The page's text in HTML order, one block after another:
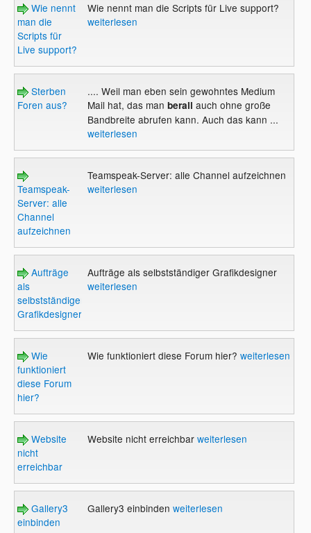
Wie nennt
man die
Scripts für
Live support?
Wie nennt man die Scripts für Live support?
weiterlesen
Sterben
Foren aus?
.... Weil man eben sein gewohntes Medium
Mail hat, das man berall auch ohne große
Bandbreite abrufen kann. Auch das kann ...
weiterlesen
Teamspeak-
Server: alle
Channel
aufzeichnen
Teamspeak-Server: alle Channel aufzeichnen
weiterlesen
Aufträge
als
selbstständiger
Grafikdesigner
Aufträge als selbstständiger Grafikdesigner
weiterlesen
Wie
funktioniert
diese Forum
hier?
Wie funktioniert diese Forum hier? weiterlesen
Website
nicht
erreichbar
Website nicht erreichbar weiterlesen
Gallery3
einbinden
Gallery3 einbinden weiterlesen